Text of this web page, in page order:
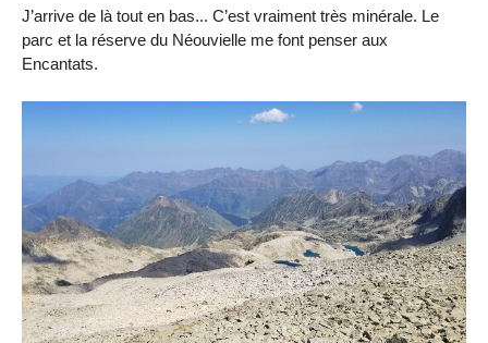
J’arrive de là tout en bas... C’est vraiment très minérale. Le
parc et la réserve du Néouvielle me font penser aux
Encantats.